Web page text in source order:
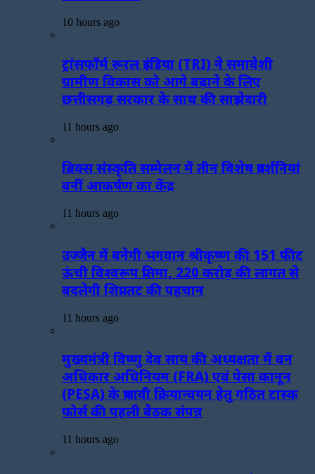
10 hours ago
ट्रांसफॉर्म रूरल इंडिया (TRI) ने समावेशी
ग्रामीण विकास को आगे बढ़ाने के लिए
छत्तीसगढ़ सरकार के साथ की साझेदारी
11 hours ago
ब्रिक्स संस्कृति सम्मेलन में तीन विशेष प्रदर्शनियां
बनीं आकर्षण का केंद्र
11 hours ago
उज्जैन में बनेगी भगवान श्रीकृष्ण की 151 फीट
ऊंची विश्वरूप प्रतिमा, 220 करोड़ की लागत से
बदलेगी शिप्रा तट की पहचान
11 hours ago
मुख्यमंत्री विष्णु देव साय की अध्यक्षता में वन
अधिकार अधिनियम (FRA) एवं पेसा कानून
(PESA) के प्रभावी क्रियान्वयन हेतु गठित टास्क
फोर्स की पहली बैठक संपन्न
11 hours ago